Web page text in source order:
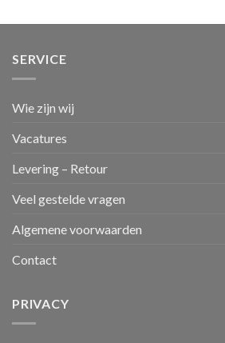
SERVICE
Wie zijn wij
Vacatures
Levering – Retour
Veel gestelde vragen
Algemene voorwaarden
Contact
PRIVACY